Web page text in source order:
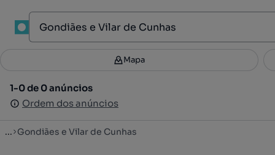
Filtros 4
1-0 de 0 anúncios
Ordem dos anúncios
Mapa
1-0 de 0 anúncios
Ordem dos anúncios
... Gondiães e Vilar de Cunhas